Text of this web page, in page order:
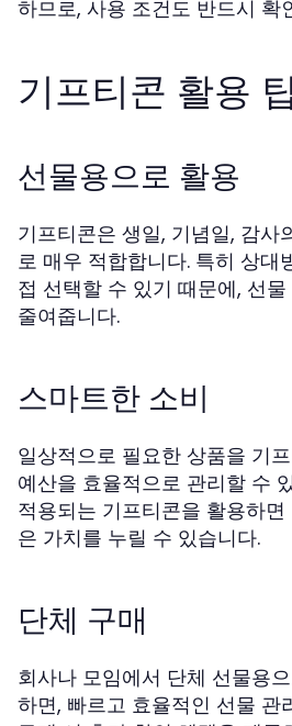
하므로, 사용 조건도 반드시 확
기프티콘 활용 팁
선물용으로 활용
기프티콘은 생일, 기념일, 감사
로 매우 적합합니다. 특히 상대
접 선택할 수 있기 때문에, 선
줄여줍니다.
스마트한 소비
일상적으로 필요한 상품을 기
예산을 효율적으로 관리할 수
적용되는 기프티콘을 활용하
은 가치를 누릴 수 있습니다.
단체 구매
회사나 모임에서 단체 선물용
하면, 빠르고 효율적인 선물 관